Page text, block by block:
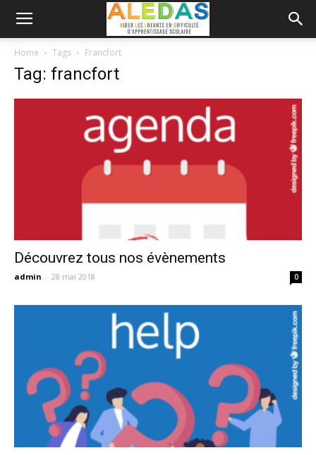
Home Tags Francfort
Tag: francfort
Découvrez tous nos évènements
admin - 28 mai 2018 0